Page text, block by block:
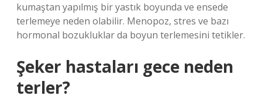
kumaştan yapılmış bir yastık boyunda ve ensede
terlemeye neden olabilir. Menopoz, stres ve bazı
hormonal bozukluklar da boyun terlemesini tetikler.
Şeker hastaları gece neden
terler?